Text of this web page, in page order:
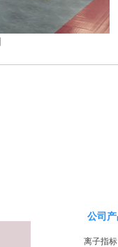
公司
离子指标